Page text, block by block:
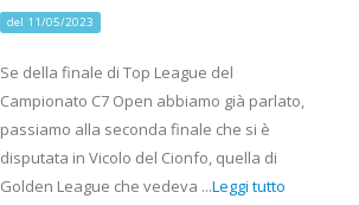
del 11/05/2023
Se della finale di Top League del
Campionato C7 Open abbiamo già parlato,
passiamo alla seconda finale che si è
disputata in Vicolo del Cionfo, quella di
Golden League che vedeva ...Leggi tutto